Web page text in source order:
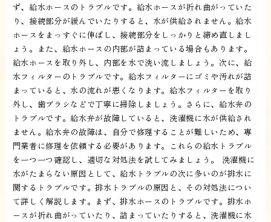
ず、給水ホースのトラブルです。給水ホースが折れ曲がっていた
り、接続部分が緩んでいたりすると、水が供給されません。給水
ホースをまっすぐに伸ばし、接続部分をしっかりと締め直しまし
ょう。また、給水ホースの内部が詰まっている場合もあります。
給水ホースを取り外し、内部を水で洗い流しましょう。次に、給
水フィルターのトラブルです。給水フィルターにゴミや汚れが詰
まっていると、水の流れが悪くなります。給水フィルターを取り
外し、歯ブラシなどで丁寧に掃除しましょう。さらに、給水弁の
トラブルです。給水弁が故障していると、洗濯機に水が供給され
ません。給水弁の故障は、自分で修理することが難しいため、専
門業者に修理を依頼する必要があります。これらの給水トラブル
を一つ一つ確認し、適切な対処法を試してみましょう。 洗濯機に
水がたまらない原因として、給水トラブルの次に多いのが排水に
関するトラブルです。排水トラブルの原因と、その対処法につい
て詳しく解説します。まず、排水ホースのトラブルです。排水ホ
ースが折れ曲がっていたり、詰まっていたりすると、洗濯機に水